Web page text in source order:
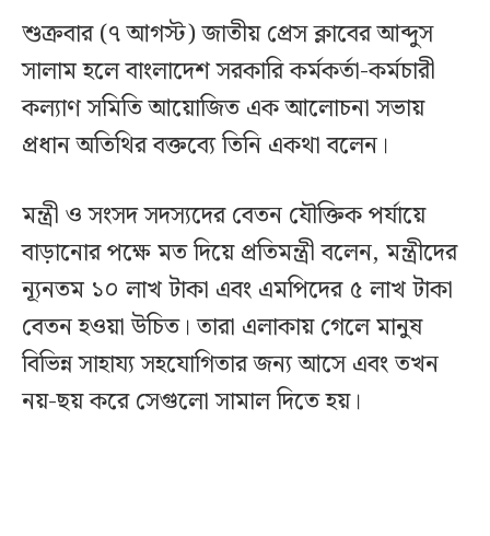
শুক্রবার (৭ আগস্ট) জাতীয় প্রেস ক্লাবের আব্দুস
সালাম হলে বাংলাদেশ সরকারি কর্মকর্তা-কর্মচারী
কল্যাণ সমিতি আয়োজিত এক আলোচনা সভায়
প্রধান অতিথির বক্তব্যে তিনি একথা বলেন।
মন্ত্রী ও সংসদ সদস্যদের বেতন যৌক্তিক পর্যায়ে
বাড়ানোর পক্ষে মত দিয়ে প্রতিমন্ত্রী বলেন, মন্ত্রীদের
ন্যূনতম ১০ লাখ টাকা এবং এমপিদের ৫ লাখ টাকা
বেতন হওয়া উচিত। তারা এলাকায় গেলে মানুষ
বিভিন্ন সাহায্য সহযোগিতার জন্য আসে এবং তখন
নয়-ছয় করে সেগুলো সামাল দিতে হয়।